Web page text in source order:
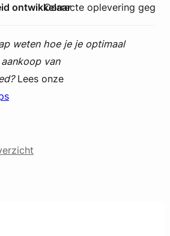
ontwikkelaarCorrecte oplevering
weten hoe je je optimaal
van
Lees onze